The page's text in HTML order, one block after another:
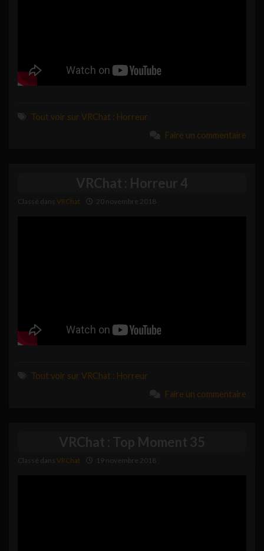
Tout voir sur VRChat : Horreur
Faire un commentaire
VRChat : Horreur 4
Classé dans VRChat 20 novembre 2018
Tout voir sur VRChat : Horreur
Faire un commentaire
VRChat : Top Moment 35
Classé dans VRChat 19 novembre 2018